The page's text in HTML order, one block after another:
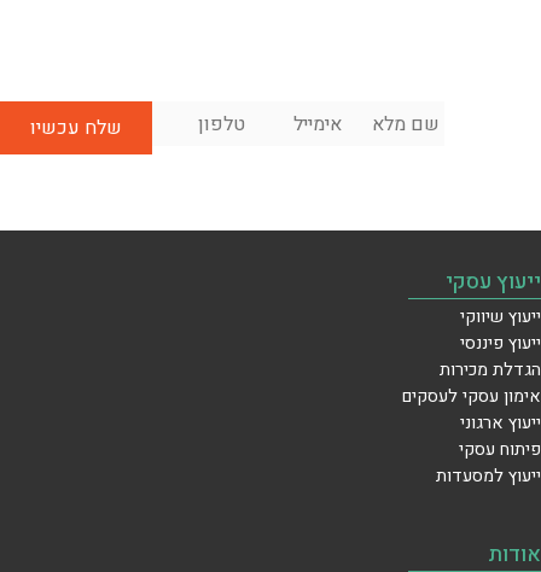
שם
מלא
אימייל *
ייעוץ עסקי
ייעוץ שיווקי
ייעוץ פיננסי
הגדלת מכירות
אימון עסקי לעסקים
ייעוץ ארגוני
פיתוח עסקי
ייעוץ למסעדות
אודות